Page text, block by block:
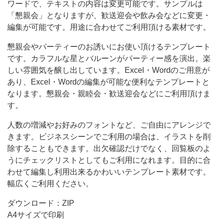
は
変
更
可
能
で
す。
ン
プ
ル
は
「懇
親
ワードで、テキストの内容は変更可能です。サンプルは
「懇親会」となりますが、歓送迎会や飲み会などに変更・
編集が可能です。用途に合わせてご利用頂ける素材です。
懇親会やパーティーのお誘いにお使い頂けるテンプレート
です。カラフルな星とバルーンがパーティー感を演出。楽
しい雰囲気を醸し出しています。Excel・Wordのご用意が
あり、Excel・Wordの編集が可能な便利なテンプレートと
なります。懇親会・親睦会・歓送迎会などにご利用頂けま
す。
人数の増減やお好みのフォントなど、ご自由にアレンジで
きます。ビジネスシーンでご利用の場合は、イラストを削
除することもできます。出欠確認だけでなく、回覧板のよ
うにチェックリストとしてもご利用になれます。目的に合
わせて編集し利用出来るかわいいテンプレート素材です。
幅広くご利用ください。
ダウンロード：ZIP
A4サイズで印刷